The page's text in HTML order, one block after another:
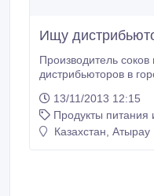
Ищу
Производитель
дистрибьюторов в
маркетинговая
13/11/2013 12:15
Продукты питания
Казахстан, Атырау